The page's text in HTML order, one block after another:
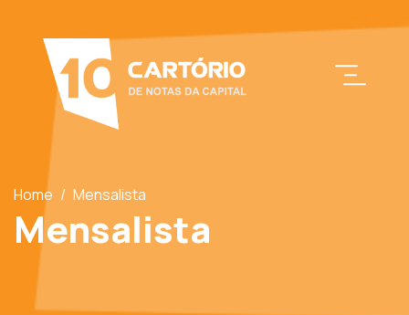
Home / Mensalista
Mensalista